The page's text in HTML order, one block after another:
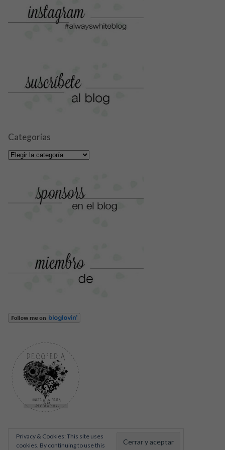
Categorías
Categorías
Privacy & Cookies: This site uses
cookies. By continuing to use this